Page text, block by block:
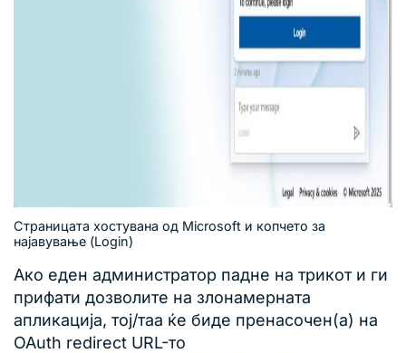
Страницата хостувана од Microsoft и копчето за
најавување (Login)
Ако еден администратор падне на трикот и ги
прифати дозволите на злонамерната
апликација, тој/таа ќе биде пренасочен(а) на
OAuth redirect URL-то